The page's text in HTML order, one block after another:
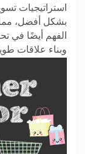
استراتيجيات
بشكل أفضل،
الفهم أيضًا في
وبناء علاقات